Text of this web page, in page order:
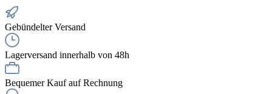
Gebündelter Versand
Lagerversand innerhalb von 48h
Bequemer Kauf auf Rechnung